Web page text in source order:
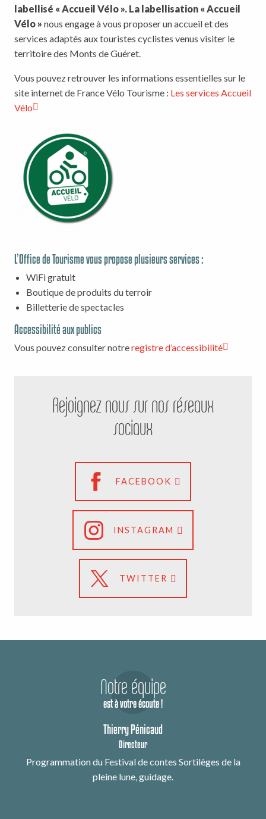
labellisé « Accueil Vélo ». La labellisation « Accueil
Vélo » nous engage à vous proposer un accueil et des
services adaptés aux touristes cyclistes venus visiter le
territoire des Monts de Guéret.
Vous pouvez retrouver les informations essentielles sur le
site internet de France Vélo Tourisme : Les services Accueil
Vélo
L’Office de Tourisme vous propose plusieurs services :
WiFi gratuit
Boutique de produits du terroir
Billetterie de spectacles
Accessibilité aux publics
Vous pouvez consulter notreregistre d’accessibilité
Rejoignez nous sur nos réseaux
sociaux
FACEBOOK
INSTAGRAM
TWITTER
Notre équipe
est à votre écoute !
Thierry Pénicaud
Directeur
Programmation du Festival de contes Sortilèges de la
pleine lune, guidage.